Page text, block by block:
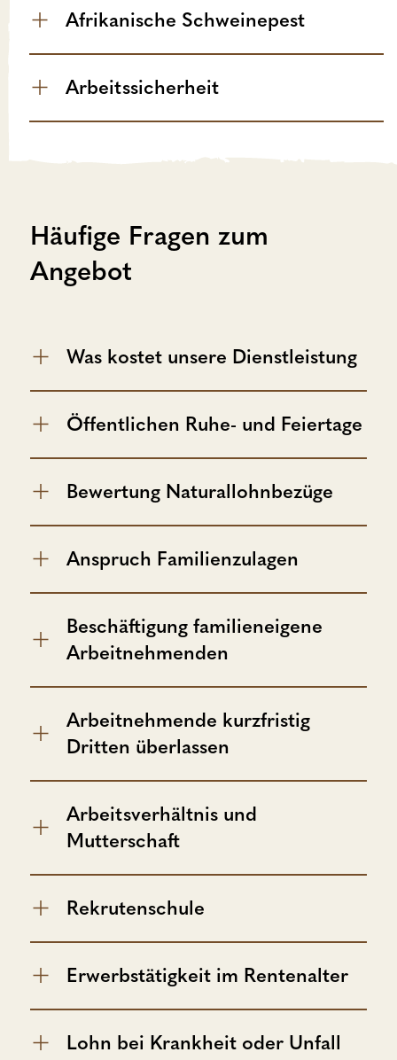
Afrikanische Schweinepest
Arbeitssicherheit
Häufige Fragen zum
Angebot
Was kostet unsere Dienstleistung
Öffentlichen Ruhe- und Feiertage
Bewertung Naturallohnbezüge
Anspruch Familienzulagen
Beschäftigung familieneigene
Arbeitnehmenden
Arbeitnehmende kurzfristig
Dritten überlassen
Arbeitsverhältnis und
Mutterschaft
Rekrutenschule
Erwerbstätigkeit im Rentenalter
Lohn bei Krankheit oder Unfall